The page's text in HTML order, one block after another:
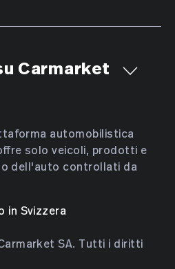
Carmarket
Bentley BMW
Bucher
Chevrolet
Chrysler
Daewoo
Daihatsu
Ford GAC
Hyundai
INEOS
automobilistica
solo veicoli, prodotti e
dell'auto controllati da
in Svizzera
SA. Tutti i diritti